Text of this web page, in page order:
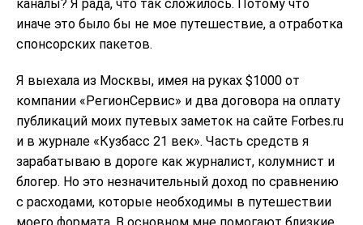
каналы? Я рада, что так сложилось. Потому что
иначе это было бы не мое путешествие, а отработка
спонсорских пакетов.
Я выехала из Москвы, имея на руках $1000 от
компании «РегионСервис» и два договора на оплату
публикаций моих путевых заметок на сайте Forbes.ru
и в журнале «Кузбасс 21 век». Часть средств я
зарабатываю в дороге как журналист, колумнист и
блогер. Но это незначительный доход по сравнению
с расходами, которые необходимы в путешествии
моего формата. В основном мне помогают близкие,